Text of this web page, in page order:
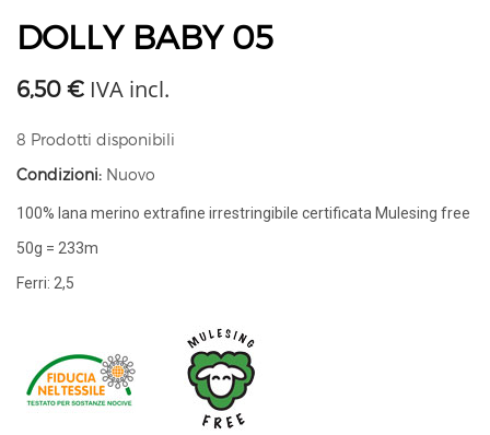
DOLLY BABY 05
6,50 € IVA incl.
8 Prodotti disponibili
Condizioni: Nuovo
100% lana merino extrafine irrestringibile certificata Mulesing free
50g = 233m
Ferri: 2,5